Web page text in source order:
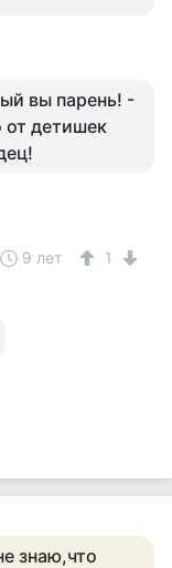
вы парень! -
от детишек
9 лет 1
знаю,что